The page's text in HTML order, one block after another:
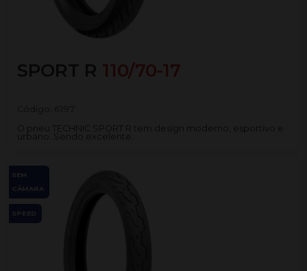
SPORT R 110/70-17
O pneu TECHNIC SPORT R tem design moderno, esportivo e
urbano. Sendo excelente...
SEM
CÂMARA
SPEED